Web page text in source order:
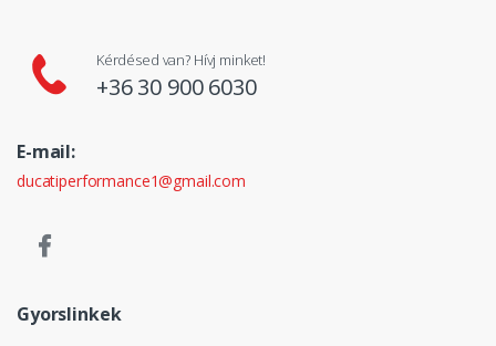
Kérdésed van? Hívj minket!
+36 30 900 6030
E-mail:
ducatiperformance1@gmail.com
Gyorslinkek